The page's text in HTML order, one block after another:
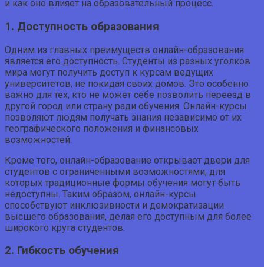
и как оно влияет на образовательный процесс.
1. Доступность образования
Одним из главных преимуществ онлайн-образования
является его доступность. Студенты из разных уголков
мира могут получить доступ к курсам ведущих
университетов, не покидая своих домов. Это особенно
важно для тех, кто не может себе позволить переезд в
другой город или страну ради обучения. Онлайн-курсы
позволяют людям получать знания независимо от их
географического положения и финансовых
возможностей.
Кроме того, онлайн-образование открывает двери для
студентов с ограниченными возможностями, для
которых традиционные формы обучения могут быть
недоступны. Таким образом, онлайн-курсы
способствуют инклюзивности и демократизации
высшего образования, делая его доступным для более
широкого круга студентов.
2. Гибкость обучения